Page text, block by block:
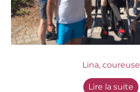
Lina, coureuse
Lire la suite